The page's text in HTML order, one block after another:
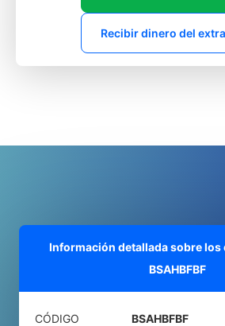
Recibir dinero del
Información detallada sobre los
BSAHBFBF
CÓDIGO
BSAHBFBF